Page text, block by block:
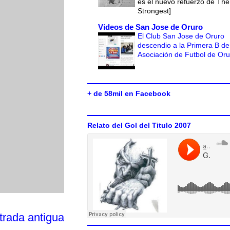
antigua
Strongest]
Videos de San Jose de Oruro
El Club San Jose de Oruro
descendio a la Primera B
Asociación de Futbol de
+ de 58mil en Facebook
Relato del Gol del Titulo 2007